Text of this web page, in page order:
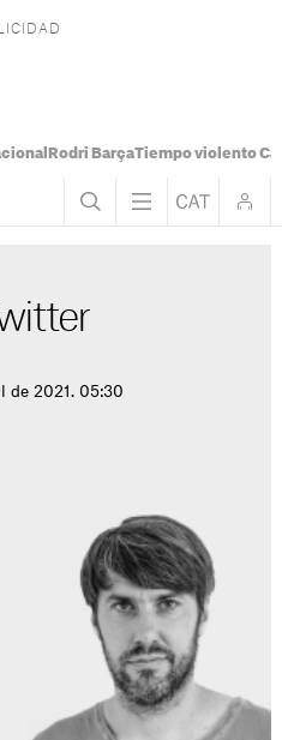
Rodri BarçaTiempo violento
de 2021. 05:30